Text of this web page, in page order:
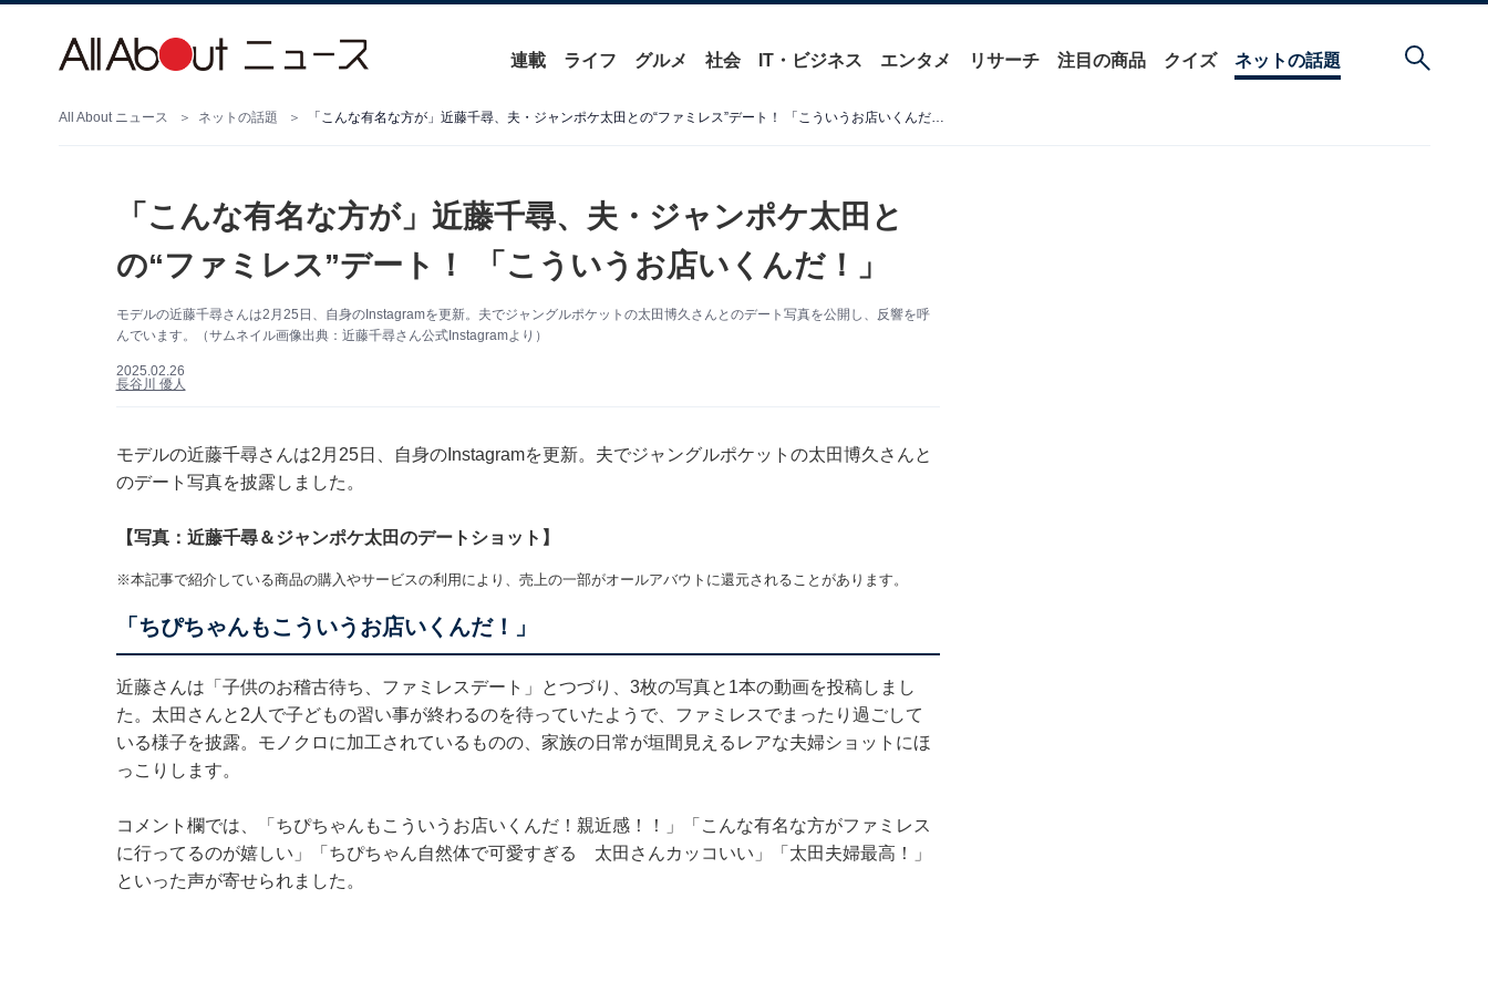
連載 ライフ グルメ 社会 IT・ビジネス エンタメ リサーチ 注目の商品 クイズ ネットの話題
All About ニュース ネットの話題 「こんな有名な方が」近藤千尋、夫・ジャンポケ太田との“ファミレス”デート！ 「こういうお店いくんだ！」
「こんな有名な方が」近藤千尋、夫・ジャンポケ太田と
の“ファミレス”デート！ 「こういうお店いくんだ！」
モデルの近藤千尋さんは2月25日、自身のInstagramを更新。夫でジャングルポケットの太田博久さんとのデート写真を公開し、反響を呼
んでいます。（サムネイル画像出典：近藤千尋さん公式Instagramより）
2025.02.26
長谷川 優人
モデルの近藤千尋さんは2月25日、自身のInstagramを更新。夫でジャングルポケットの太田博久さんと
のデート写真を披露しました。
【写真：近藤千尋＆ジャンポケ太田のデートショット】
※本記事で紹介している商品の購入やサービスの利用により、売上の一部がオールアバウトに還元されることがあります。
「ちぴちゃんもこういうお店いくんだ！」
近藤さんは「子供のお稽古待ち、ファミレスデート」とつづり、3枚の写真と1本の動画を投稿しまし
た。太田さんと2人で子どもの習い事が終わるのを待っていたようで、ファミレスでまったり過ごして
いる様子を披露。モノクロに加工されているものの、家族の日常が垣間見えるレアな夫婦ショットにほ
っこりします。
コメント欄では、「ちぴちゃんもこういうお店いくんだ！親近感！！」「こんな有名な方がファミレス
に行ってるのが嬉しい」「ちぴちゃん自然体で可愛すぎる 太田さんカッコいい」「太田夫婦最高！」
といった声が寄せられました。